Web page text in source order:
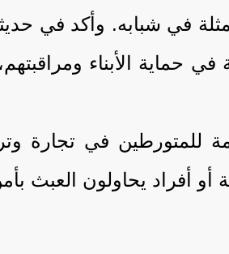
في شبابه. وأكد في
حماية الأبناء
في تجارة
أفراد يحاولون العبث